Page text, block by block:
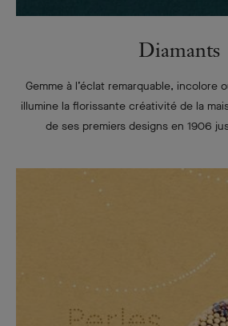
Diamants
Gemme à l’éclat remarquable, incolore
illumine la florissante créativité de la
de ses premiers designs en 1906